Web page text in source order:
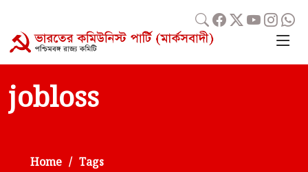
jobloss
Home Tags